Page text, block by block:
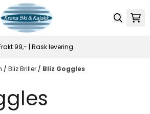
99,- | Rask levering
/ Bliz Briller / Bliz Goggles